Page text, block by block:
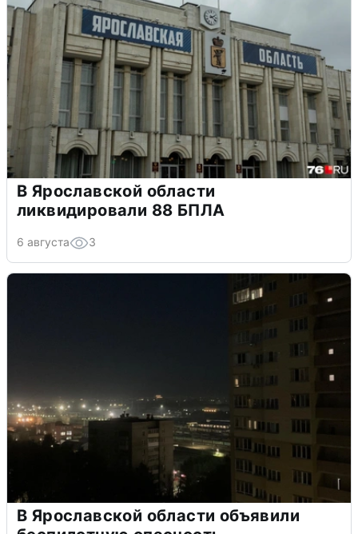
В Ярославской области
ликвидировали 88 БПЛА
6 августа 3
В Ярославской области объявили